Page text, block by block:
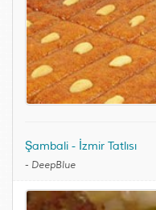
Şambali - İzmir Tatlısı
- DeepBlue